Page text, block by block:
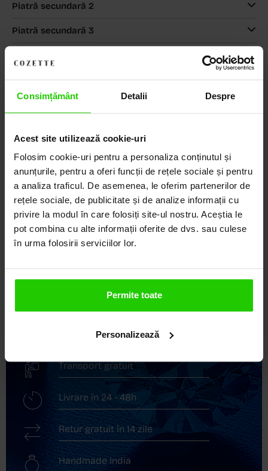
Consimțământ Detalii Despre
Acest site utilizează cookie-uri
Folosim cookie-uri pentru a personaliza conținutul și
anunțurile, pentru a oferi funcții de rețele sociale și pentru
a analiza traficul. De asemenea, le oferim partenerilor de
rețele sociale, de publicitate și de analize informații cu
privire la modul în care folosiți site-ul nostru. Aceștia le
pot combina cu alte informații oferite de dvs. sau culese
în urma folosirii serviciilor lor.
Permite toate
Personalizează
Piatră secundară 2
Piatră secundară 3
MAGAZINELE COZETTE
COZETTE - Dorobanți
COZETTE - Sediu central(vezi detalii)
Babilonia, Auchan Dr. Taberei, Bucuresti
(vezi detalii)
Descoperă Lumea COZETTE,
LOCUL UNDE STILUL
DEVINE ARTĂ!
COZETTE este destinația ta de top pentru bijuterii
elegante și rafinate, create cu măiestrie și pasiune.
mai sofisticate bijuterii din aur, argint și pietre
prețioase.
Livrare în cutie cadou
Transport gratuit
Livrare în 24 - 48h
Retur gratuit în 14 zile
Handmade India